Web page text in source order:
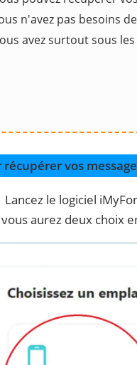
n'avez pas besoins
avez surtout sous
vos
Lancez le logiciel
vous aurez deux choix